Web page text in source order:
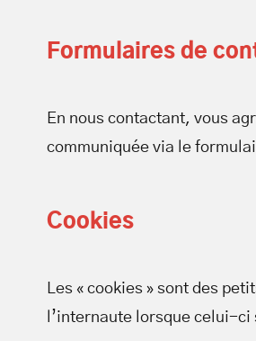
Formulaires de
En nous contactant, vous
communiquée via le
Cookies
Les « cookies » sont des
l’internaute lorsque celui-ci